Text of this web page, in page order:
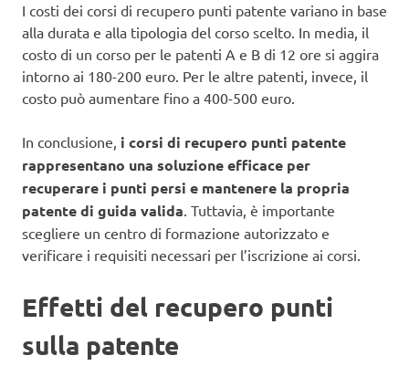
I costi dei corsi di recupero punti patente variano in base
alla durata e alla tipologia del corso scelto. In media, il
costo di un corso per le patenti A e B di 12 ore si aggira
intorno ai 180-200 euro. Per le altre patenti, invece, il
costo può aumentare fino a 400-500 euro.
In conclusione, i corsi di recupero punti patente
rappresentano una soluzione efficace per
recuperare i punti persi e mantenere la propria
patente di guida valida. Tuttavia, è importante
scegliere un centro di formazione autorizzato e
verificare i requisiti necessari per l’iscrizione ai corsi.
Effetti del recupero punti
sulla patente